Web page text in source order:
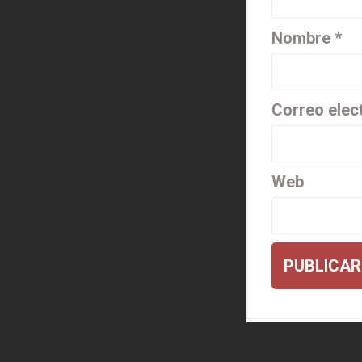
Nombre *
Correo
Web